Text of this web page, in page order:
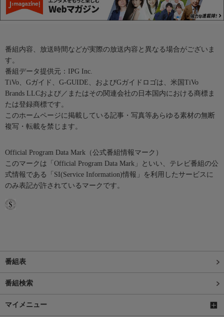
番組内容、放送時間などが実際の放送内容と異なる場合がございま
す。
番組データ提供元：IPG Inc.
TiVo、Gガイド、G-GUIDE、およびGガイドロゴは、米国TiVo
Brands LLCおよび／またはその関連会社の日本国内における商標ま
たは登録商標です。
このホームページに掲載している記事・写真等あらゆる素材の無断
複写・転載を禁じます。
Official Program Data Mark（公式番組情報マーク）
このマークは「Official Program Data Mark」といい、テレビ番組の公
式情報である「SI(Service Information)情報」を利用したサービスに
のみ表記が許されているマークです。
番組表
番組検索
マイメニュー